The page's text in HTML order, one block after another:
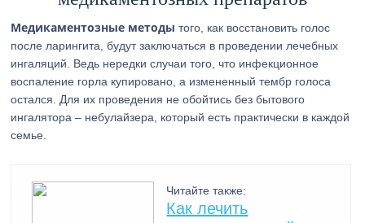
Медикаментозные методы того, как восстановить голос
после ларингита, будут заключаться в проведении лечебных
ингаляций. Ведь нередки случаи того, что инфекционное
воспаление горла купировано, а измененный тембр голоса
остался. Для их проведения не обойтись без бытового
ингалятора – небулайзера, который есть практически в каждой
семье.
Читайте также:
Как лечить